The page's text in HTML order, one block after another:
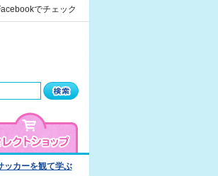
でチェック
ッカーを観て学ぶ